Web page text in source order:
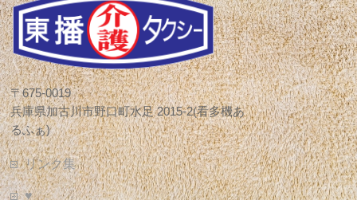
〒675-0019
兵庫県加古川市野口町水足 2015-2(看多機あ
るふぁ)
リンク集
♥